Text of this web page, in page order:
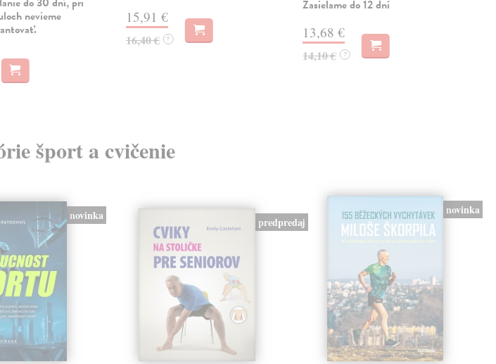
nevieme 15,91 €
16,40 € ?
Zasielame do 12 dní
13,68 €
14,10 € ?
šport a cvičenie
novinka predpredaj
novinka